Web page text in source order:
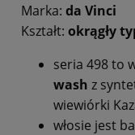
Marka: da Vinci
Kształt: okrągły
seria 498 to
wash z
wiewiórki
włosie jest